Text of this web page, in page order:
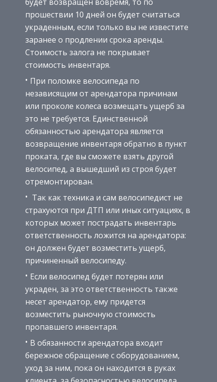
прошествии 10 дней он будет считаться
украденным, если только вы не известите
заранее о продлении срока аренды.
Стоимость залога не покрывает
стоимость инвентаря.
При поломке велосипеда по
независящим от арендатора причинам
или проколе колеса возмещать ущерб за
это не требуется. Единственной
обязанностью арендатора является
возвращение инвентаря обратно в пункт
проката, где вы сможете взять другой
велосипед, а вышедший из строя будет
отремонтирован.
Так как техника и сам велосипедист не
страхуются при ДТП или иных ситуациях, в
которых может пострадать инвентарь
ответственность ложится на арендатора:
он должен будет возместить ущерб,
причиненный велосипеду.
Если велосипед будет потерян или
украден, за это ответственность также
несет арендатор, ему придется
возместить рыночную стоимость
пропавшего инвентаря.
В обязанности арендатора входит
бережное обращение с оборудованием,
уход за ним, пока он находится в руках